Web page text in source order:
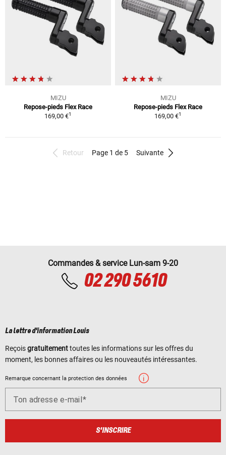
MIZU
Repose-pieds Flex Race
169,00 €1
MIZU
Repose-pieds Flex Race
169,00 €1
Retour Page 1 de 5 Suivante
Commandes & service Lun-sam 9-20
02 290 5610
La lettre d'information Louis
Reçoisgratuitementtoutes les informations sur les offres du
moment, les bonnes affaires ou les nouveautés intéressantes.
Remarque concernant la protection des données
Ton adresse e-mail
S'INSCRIRE